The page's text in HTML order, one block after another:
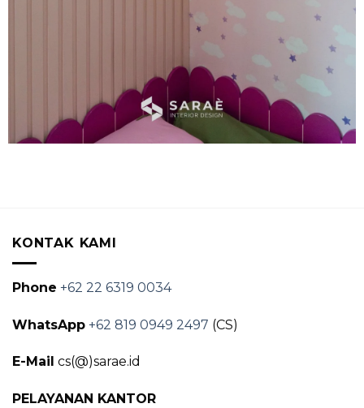
KONTAK KAMI
Phone +62 22 6319 0034
WhatsApp +62 819 0949 2497 (CS)
E-Mail cs(@)sarae.id
PELAYANAN KANTOR